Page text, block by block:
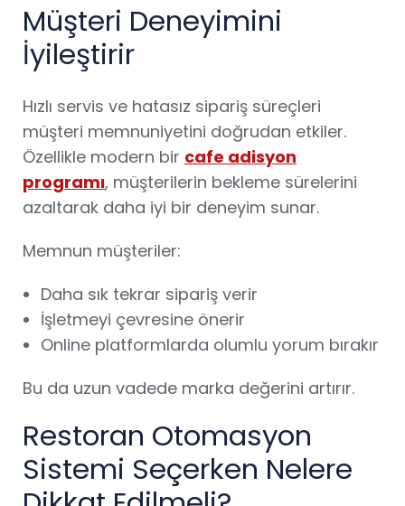
Müşteri Deneyimini
İyileştirir
Hızlı servis ve hatasız sipariş süreçleri
müşteri memnuniyetini doğrudan etkiler.
Özellikle modern bir cafe adisyon
programı, müşterilerin bekleme sürelerini
azaltarak daha iyi bir deneyim sunar.
Memnun müşteriler:
Daha sık tekrar sipariş verir
İşletmeyi çevresine önerir
Online platformlarda olumlu yorum bırakır
Bu da uzun vadede marka değerini artırır.
Restoran Otomasyon
Sistemi Seçerken Nelere